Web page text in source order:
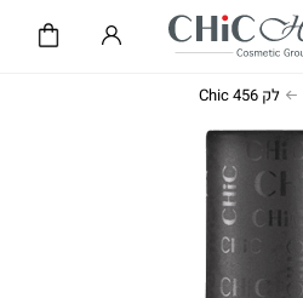
לק Chic 456